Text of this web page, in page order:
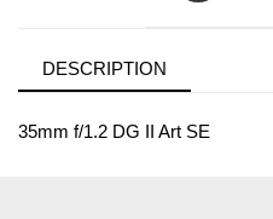
DESCRIPTION
35mm f/1.2 DG II Art SE